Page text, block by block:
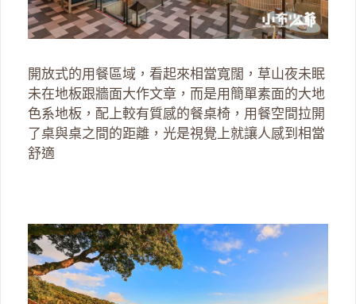
開放式的用餐區域，看起來相當寬闊，草山夜未眠
未在地板跟牆面大作文章，而是用簡單素面的大地
色系地板，配上較有質感的餐桌椅，用餐空間拉開
了桌與桌之間的距離，光是視覺上就讓人感到相當
舒適